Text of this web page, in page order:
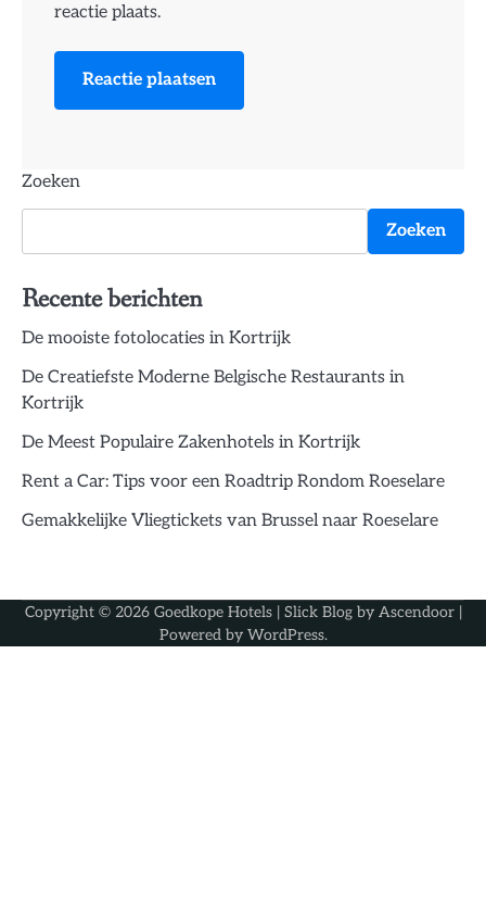
reactie plaats.
Zoeken
Zoeken
Recente berichten
De mooiste fotolocaties in Kortrijk
De Creatiefste Moderne Belgische Restaurants in
Kortrijk
De Meest Populaire Zakenhotels in Kortrijk
Rent a Car: Tips voor een Roadtrip Rondom Roeselare
Gemakkelijke Vliegtickets van Brussel naar Roeselare
Copyright © 2026 Goedkope Hotels| Slick Blog by Ascendoor|
Powered by WordPress.